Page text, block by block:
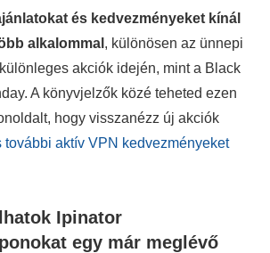
és kedvezményeket kínál
alkalommal , különösen az ünnepi
akciók idején, mint a Black
A könyvjelzők közé teheted ezen
hogy visszanézz új akciók
további aktív VPN kedvezményeket
Ipinator
egy már meglévő